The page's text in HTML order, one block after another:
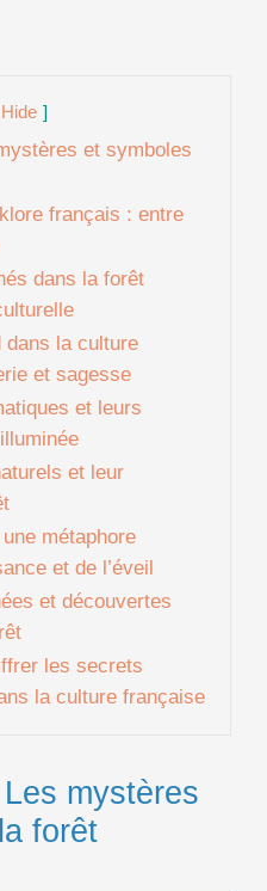
Hide
et symboles
français : entre
dans la forêt
dans la culture
et sagesse
et leurs
et leur
métaphore
et de l’éveil
et découvertes
les secrets
la culture française
mystères
forêt